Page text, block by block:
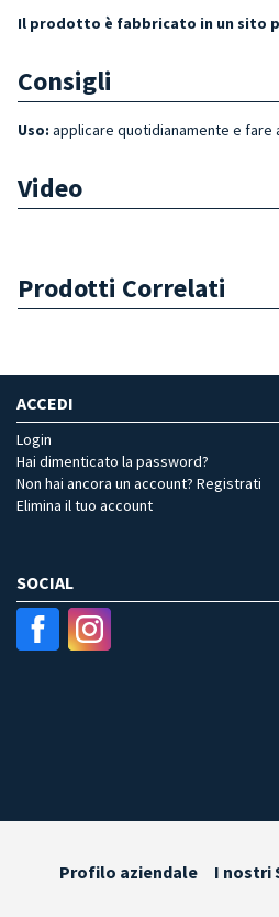
Il prodotto è fabbricato in un sito
Consigli
Uso: applicare quotidianamente e fare
Video
Prodotti Correlati
ACCEDI
Login
Hai dimenticato la password?
Non hai ancora un account? Registrati
Elimina il tuo account
SOCIAL
Profilo aziendale I nostri